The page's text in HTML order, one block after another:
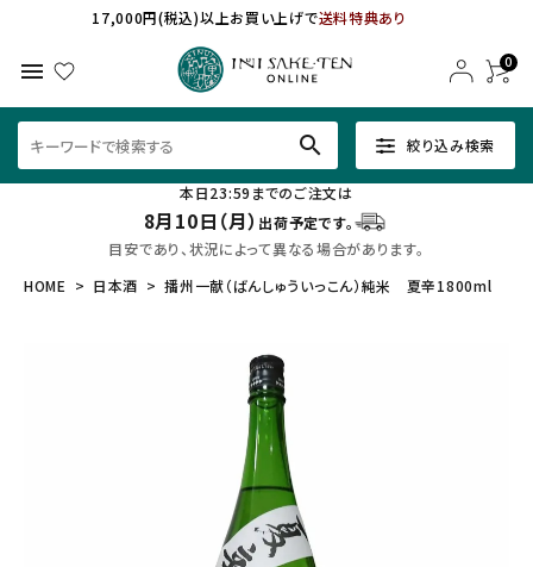
17,000円(税込)以上お買い上げで送料特典あり
menu 0
絞り込み検索
search
本日23:59までのご注文は
8月10日（月） 出荷予定です。
目安であり、状況によって異なる場合があります。
HOME
日本酒 播州一献（ばんしゅういっこん）純米 夏辛1800ml